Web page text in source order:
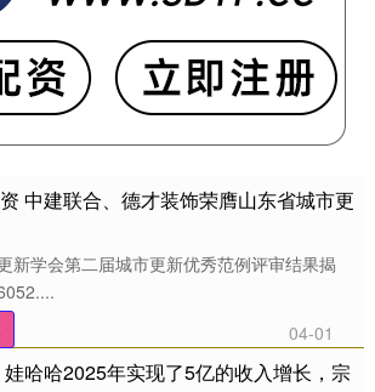
中建联合、德才装饰荣膺山东省城市更
新学会第二届城市更新优秀范例评审结果揭
04-01
哈哈2025年实现了5亿的收入增长，宗